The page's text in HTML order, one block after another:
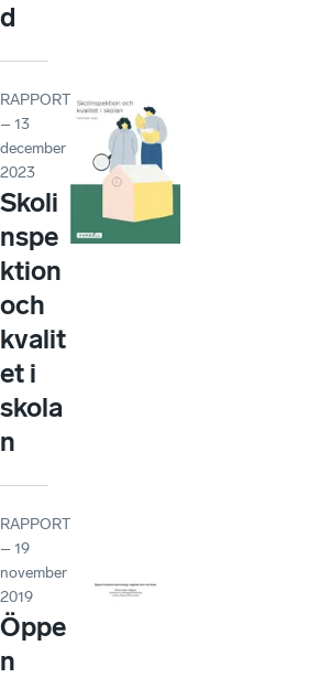
d
RAPPORT
– 13
december
2023
Skoli
nspe
ktion
och
kvalit
et i
skola
n
RAPPORT
– 19
november
2019
Öppe
n